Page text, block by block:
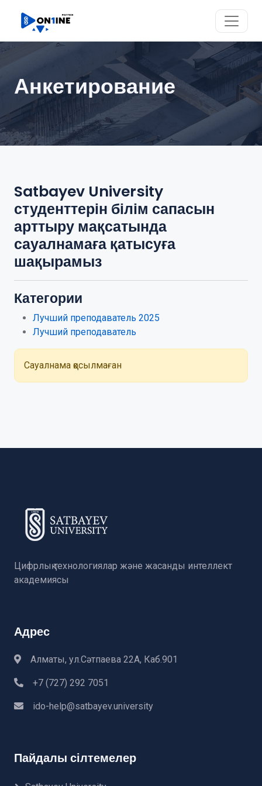
Анкетирование
Satbayev University
студенттерін білім сапасын
арттыру мақсатында
сауалнамаға қатысуға
шақырамыз
Категории
Лучший преподаватель 2025
Лучший преподаватель
Сауалнама қосылмаған
Цифрлық технологиялар және жасанды интеллект
академиясы
Адрес
Алматы, ул.Сәтпаева 22А, Каб.901
+7 (727) 292 7051
ido-help@satbayev.university
Пайдалы сілтемелер